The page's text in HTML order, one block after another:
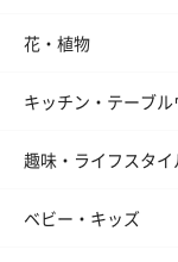
商品の形質上、の
同梱します。
※カードのデザイン
花・植物
キッチン・テーブル
趣味・ライフスタイ
ベビー・キッズ